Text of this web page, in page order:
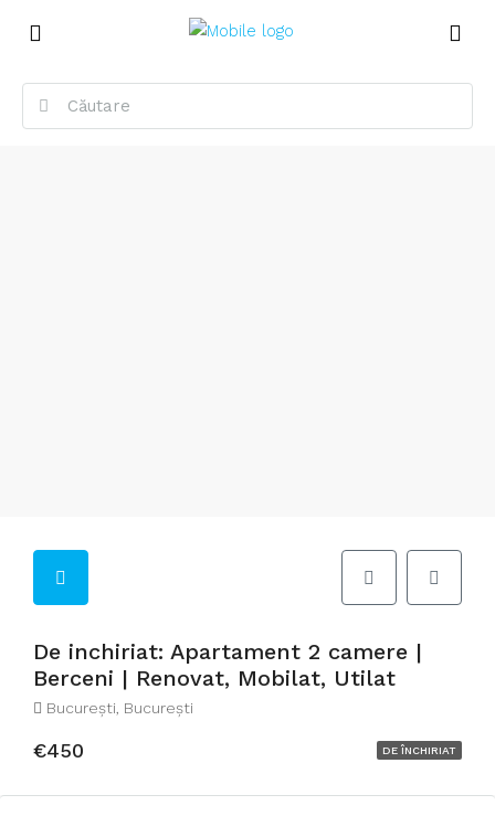
De inchiriat: Apartament 2 camere |
Berceni | Renovat, Mobilat, Utilat
București, București
€450 DE ÎNCHIRIAT